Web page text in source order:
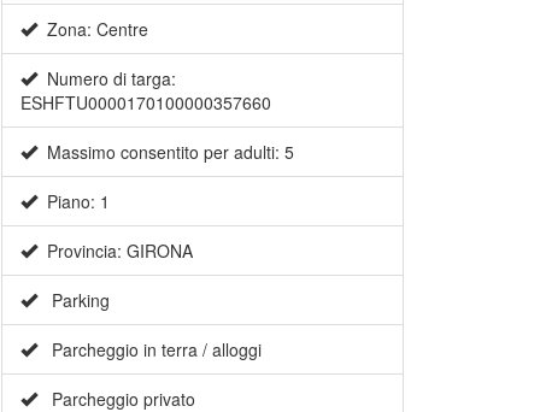
Zona: Centre
Numero di targa:
ESHFTU0000170100000357660
Massimo consentito per adulti: 5
Piano: 1
Provincia: GIRONA
Parking
Parcheggio in terra / alloggi
Parcheggio privato